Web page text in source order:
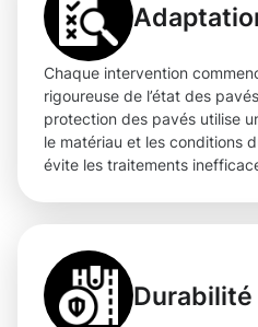
Chaque intervention
rigoureuse de l’état des
protection des pavés utilise
le matériau et les conditions
évite les traitements